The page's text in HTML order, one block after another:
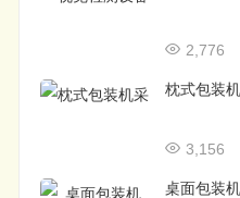
2,776
枕式包装
3,156
桌面包装机